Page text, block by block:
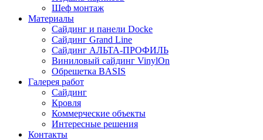
Шеф монтаж
Материалы
Сайдинг и панели Docke
Сайдинг Grand Line
Сайдинг АЛЬТА-ПРОФИЛЬ
Виниловый сайдинг VinylOn
Обрешетка BASIS
Галерея работ
Сайдинг
Кровля
Коммерческие объекты
Интересные решения
Контакты